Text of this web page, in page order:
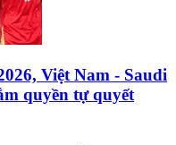
Việt Nam - Saudi
quyền tự quyết